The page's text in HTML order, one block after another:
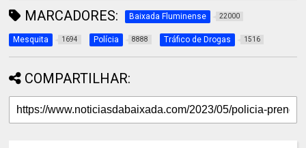
MARCADORES: Baixada Fluminense 22000
Mesquita 1694 Polícia 8888 Tráfico de Drogas 1516
COMPARTILHAR: